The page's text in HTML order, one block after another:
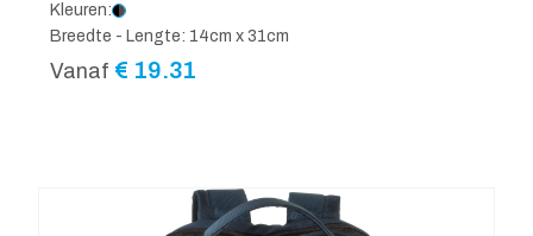
Kleuren:
Breedte - Lengte: 14cm x 31cm
Vanaf € 19.31